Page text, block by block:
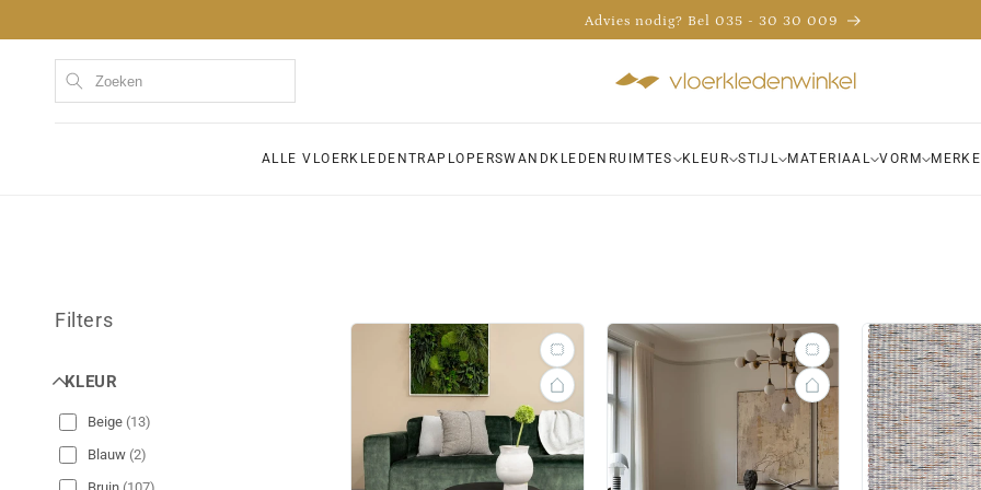
content
Advies nodig? Bel 035 - 30 30 009
ALLE VLOERKLEDENTRAPLOPERSWANDKLEDEN RUIMTES KLEUR STIJL MATERIAAL VORM
Filters
KLEUR
Beige (13)
Blauw (2)